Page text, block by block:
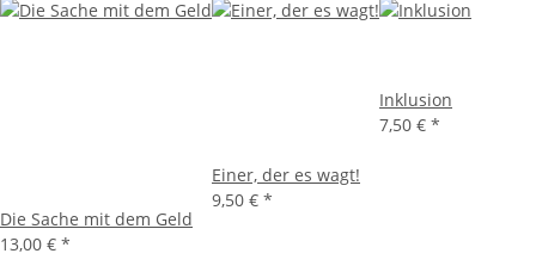
Die Sache mit dem Geld
13,00 € *
Einer, der es wagt!
9,50 € *
Inklusion
7,50 € *